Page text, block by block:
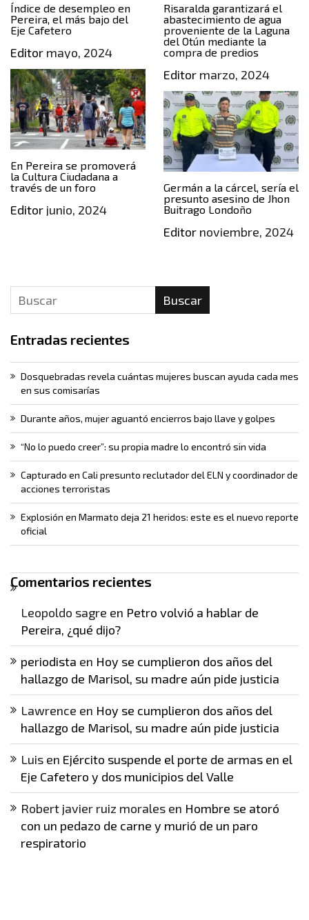
Índice de desempleo en
Pereira, el más bajo del
Eje Cafetero
Editor mayo, 2024
Risaralda garantizará el
abastecimiento de agua
proveniente de la Laguna
del Otún mediante la
compra de predios
Editormarzo, 2024
En Pereira se promoverá
la Cultura Ciudadana a
través de un foro
Editor junio, 2024
Germán a la cárcel, sería el
presunto asesino de Jhon
Buitrago Londoño
Editornoviembre, 2024
Buscar
Entradas recientes
Dosquebradas revela cuántas mujeres buscan ayuda cada mes
en sus comisarías
Durante años, mujer aguantó encierros bajo llave y golpes
“No lo puedo creer”: su propia madre lo encontró sin vida
Capturado en Cali presunto reclutador del ELN y coordinador de
acciones terroristas
Explosión en Marmato deja 21 heridos: este es el nuevo reporte
oficial
Comentarios recientes
Leopoldo sagre en Petro volvió a hablar de
Pereira, ¿qué dijo?
periodista en Hoy se cumplieron dos años del
hallazgo de Marisol, su madre aún pide justicia
Lawrence en Hoy se cumplieron dos años del
hallazgo de Marisol, su madre aún pide justicia
Luis en Ejército suspende el porte de armas en el
Eje Cafetero y dos municipios del Valle
Robert javier ruiz morales en Hombre se atoró
con un pedazo de carne y murió de un paro
respiratorio